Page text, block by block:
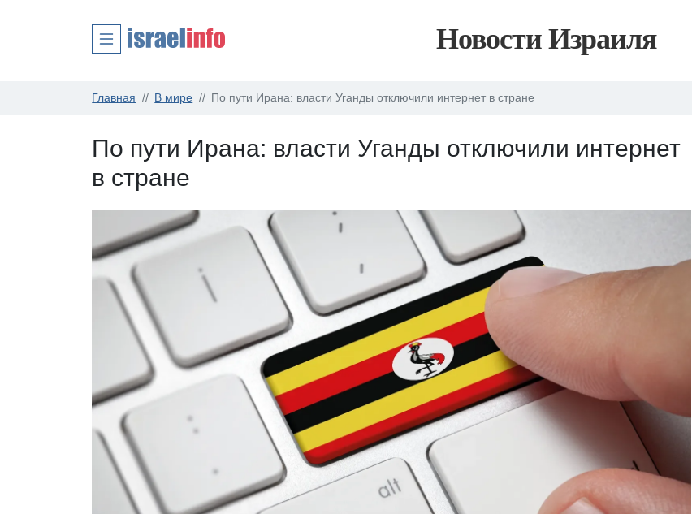
Новости Израиля
Главная В мире По пути Ирана: власти Уганды отключили интернет в стране
По пути Ирана: власти Уганды отключили интернет
в стране